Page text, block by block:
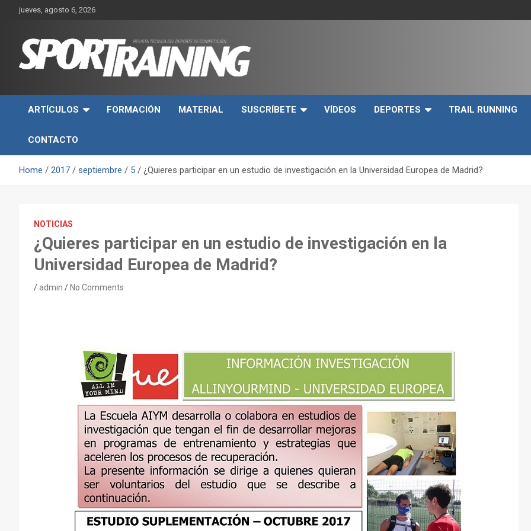
jueves, agosto 6, 2026
Revista técnica del
rendimiento, nutrición y entrenamiento.
ARTÍCULOS
FORMACIÓN MATERIAL SUSCRÍBETE VÍDEOS DEPORTES TRAIL RUNNING
CONTACTO
Home 2017 septiembre 5 ¿Quieres participar en un estudio de investigación en la Universidad Europea de Madrid?
NOTICIAS
¿Quieres participar en un estudio de investigación en la
Universidad Europea de Madrid?
admin No Comments